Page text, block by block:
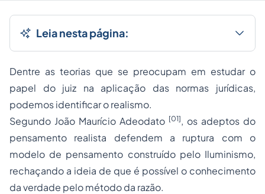
Leia nesta página:
Dentre as teorias que se preocupam em estudar o
papel do juiz na aplicação das normas jurídicas,
podemos identificar o realismo.
Segundo João Maurício Adeodato [01], os adeptos do
pensamento realista defendem a ruptura com o
modelo de pensamento construído pelo Iluminismo,
rechaçando a ideia de que é possível o conhecimento
da verdade pelo método da razão.